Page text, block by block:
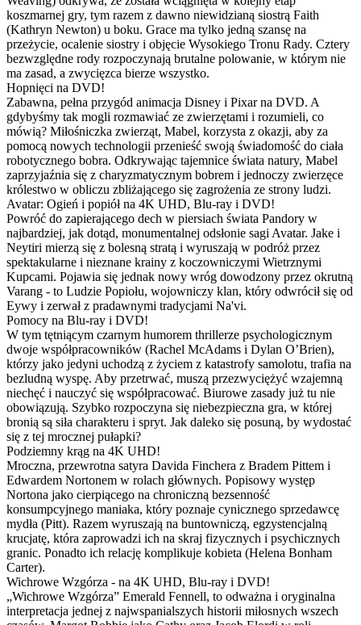
koszmarnej gry, tym razem z dawno niewidzianą siostrą Faith
(Kathryn Newton) u boku. Grace ma tylko jedną szansę na
przeżycie, ocalenie siostry i objęcie Wysokiego Tronu Rady. Cztery
bezwzględne rody rozpoczynają brutalne polowanie, w którym nie
ma zasad, a zwycięzca bierze wszystko.
Hopnięci na DVD!
Zabawna, pełna przygód animacja Disney i Pixar na DVD. A
gdybyśmy tak mogli rozmawiać ze zwierzętami i rozumieli, co
mówią? Miłośniczka zwierząt, Mabel, korzysta z okazji, aby za
pomocą nowych technologii przenieść swoją świadomość do ciała
robotycznego bobra. Odkrywając tajemnice świata natury, Mabel
zaprzyjaźnia się z charyzmatycznym bobrem i jednoczy zwierzęce
królestwo w obliczu zbliżającego się zagrożenia ze strony ludzi.
Avatar: Ogień i popiół na 4K UHD, Blu-ray i DVD!
Powróć do zapierającego dech w piersiach świata Pandory w
najbardziej, jak dotąd, monumentalnej odsłonie sagi Avatar. Jake i
Neytiri mierzą się z bolesną stratą i wyruszają w podróż przez
spektakularne i nieznane krainy z koczowniczymi Wietrznymi
Kupcami. Pojawia się jednak nowy wróg dowodzony przez okrutną
Varang - to Ludzie Popiołu, wojowniczy klan, który odwrócił się od
Eywy i zerwał z pradawnymi tradycjami Na'vi.
Pomocy na Blu-ray i DVD!
W tym tętniącym czarnym humorem thrillerze psychologicznym
dwoje współpracowników (Rachel McAdams i Dylan O’Brien),
którzy jako jedyni uchodzą z życiem z katastrofy samolotu, trafia na
bezludną wyspę. Aby przetrwać, muszą przezwyciężyć wzajemną
niechęć i nauczyć się współpracować. Biurowe zasady już tu nie
obowiązują. Szybko rozpoczyna się niebezpieczna gra, w której
bronią są siła charakteru i spryt. Jak daleko się posuną, by wydostać
się z tej mrocznej pułapki?
Podziemny krąg na 4K UHD!
Mroczna, przewrotna satyra Davida Finchera z Bradem Pittem i
Edwardem Nortonem w rolach głównych. Popisowy występ
Nortona jako cierpiącego na chroniczną bezsenność
konsumpcyjnego maniaka, który poznaje cynicznego sprzedawcę
mydła (Pitt). Razem wyruszają na buntowniczą, egzystencjalną
krucjatę, która zaprowadzi ich na skraj fizycznych i psychicznych
granic. Ponadto ich relację komplikuje kobieta (Helena Bonham
Carter).
Wichrowe Wzgórza - na 4K UHD, Blu-ray i DVD!
„Wichrowe Wzgórza” Emerald Fennell, to odważna i oryginalna
interpretacja jednej z najwspanialszych historii miłosnych wszech